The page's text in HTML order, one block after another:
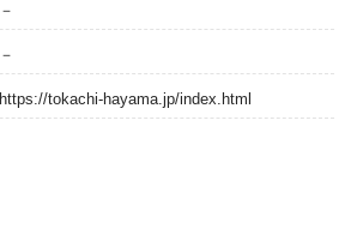
－
－
https://tokachi-hayama.jp/index.html